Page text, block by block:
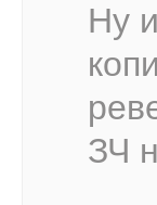
Ну
ЗЧ